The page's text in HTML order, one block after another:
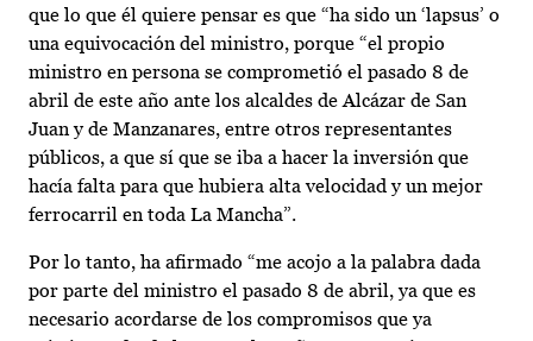
que lo que él quiere pensar es que “ha sido un ‘lapsus’ o
una equivocación del ministro, porque “el propio
ministro en persona se comprometió el pasado 8 de
abril de este año ante los alcaldes de Alcázar de San
Juan y de Manzanares, entre otros representantes
públicos, a que sí que se iba a hacer la inversión que
hacía falta para que hubiera alta velocidad y un mejor
ferrocarril en toda La Mancha”.
Por lo tanto, ha afirmado “me acojo a la palabra dada
por parte del ministro el pasado 8 de abril, ya que es
necesario acordarse de los compromisos que ya